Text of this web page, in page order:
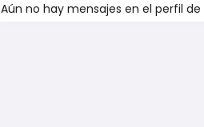
Aún no hay mensajes en el perfil